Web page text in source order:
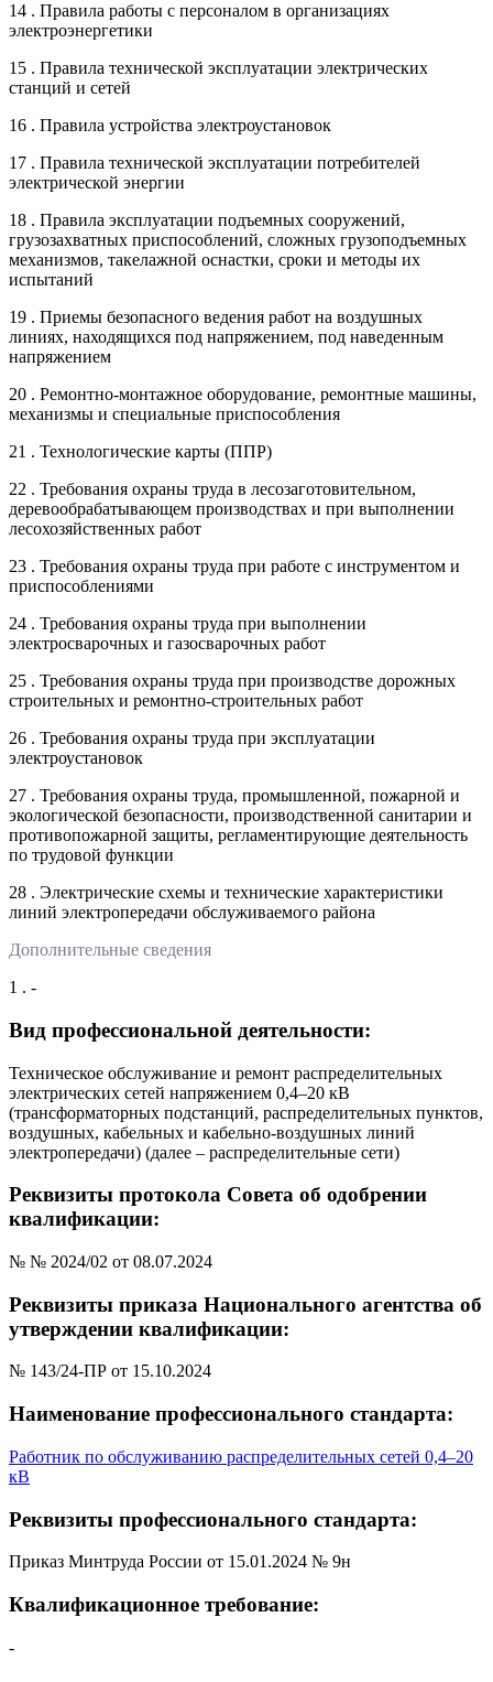
14 . Правила работы с персоналом в организациях
электроэнергетики
15 . Правила технической эксплуатации электрических
станций и сетей
16 . Правила устройства электроустановок
17 . Правила технической эксплуатации потребителей
электрической энергии
18 . Правила эксплуатации подъемных сооружений,
грузозахватных приспособлений, сложных грузоподъемных
механизмов, такелажной оснастки, сроки и методы их
испытаний
19 . Приемы безопасного ведения работ на воздушных
линиях, находящихся под напряжением, под наведенным
напряжением
20 . Ремонтно-монтажное оборудование, ремонтные машины,
механизмы и специальные приспособления
21 . Технологические карты (ППР)
22 . Требования охраны труда в лесозаготовительном,
деревообрабатывающем производствах и при выполнении
лесохозяйственных работ
23 . Требования охраны труда при работе с инструментом и
приспособлениями
24 . Требования охраны труда при выполнении
электросварочных и газосварочных работ
25 . Требования охраны труда при производстве дорожных
строительных и ремонтно-строительных работ
26 . Требования охраны труда при эксплуатации
электроустановок
27 . Требования охраны труда, промышленной, пожарной и
экологической безопасности, производственной санитарии и
противопожарной защиты, регламентирующие деятельность
по трудовой функции
28 . Электрические схемы и технические характеристики
линий электропередачи обслуживаемого района
Дополнительные сведения
1 . -
Вид профессиональной деятельности:
Техническое обслуживание и ремонт распределительных
электрических сетей напряжением 0,4–20 кВ
(трансформаторных подстанций, распределительных пунктов,
воздушных, кабельных и кабельно-воздушных линий
электропередачи) (далее – распределительные сети)
Реквизиты протокола Совета об одобрении
квалификации:
№ № 2024/02 от 08.07.2024
Реквизиты приказа Национального агентства об
утверждении квалификации:
№ 143/24-ПР от 15.10.2024
Наименование профессионального стандарта:
Работник по обслуживанию распределительных сетей 0,4–20
кВ
Реквизиты профессионального стандарта:
Приказ Минтруда России от 15.01.2024 № 9н
Квалификационное требование:
-